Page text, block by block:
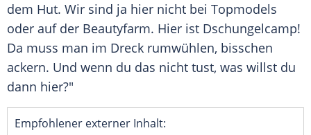
dem Hut. Wir sind ja hier nicht bei Topmodels
oder auf der Beautyfarm. Hier ist Dschungelcamp!
Da muss man im Dreck rumwühlen, bisschen
ackern. Und wenn du das nicht tust, was willst du
dann hier?"
Empfohlener externer Inhalt: